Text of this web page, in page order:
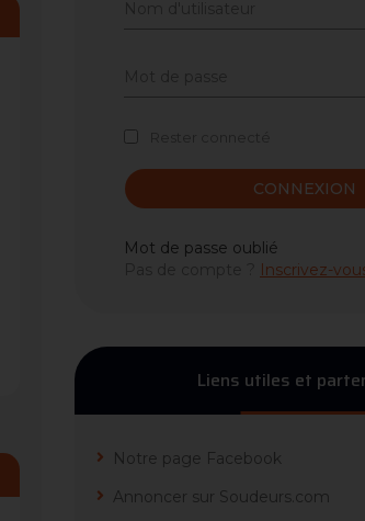
CONNEXION
Mot de passe oublié
Inscrivez-
Liens utiles et
Notre page Facebook
Annoncer sur Soudeurs.com